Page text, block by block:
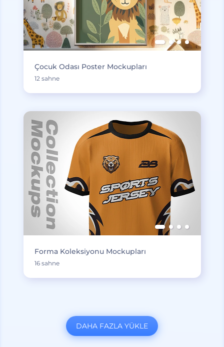
Çocuk Odası Poster Mockupları
12 sahne
Forma Koleksiyonu Mockupları
16 sahne
DAHA FAZLA YÜKLE